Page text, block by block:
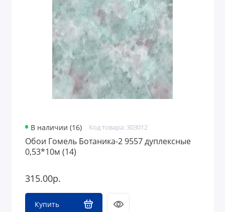
В наличии (16) Код товара: 303012
Обои Гомель Ботаника-2 9557 дуплексные
0,53*10м (14)
315.00р.
Купить